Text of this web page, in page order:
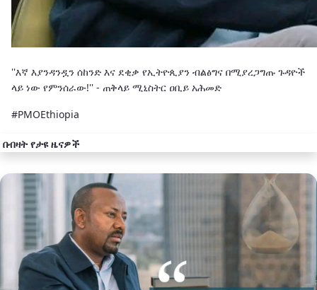
''እኛ እያንዳንዷን ሰከንድ እና ደቂቃ የኢትዮጲያን ብልፅግና በሚያረጋግጡ ጉዳዮች
ላይ ነው የምንሰራው!'' - ጠቅላይ ሚኒስትር ዐቢይ አሕመድ
#PMOEthiopia
በብዛት የታዩ ዜናዎች